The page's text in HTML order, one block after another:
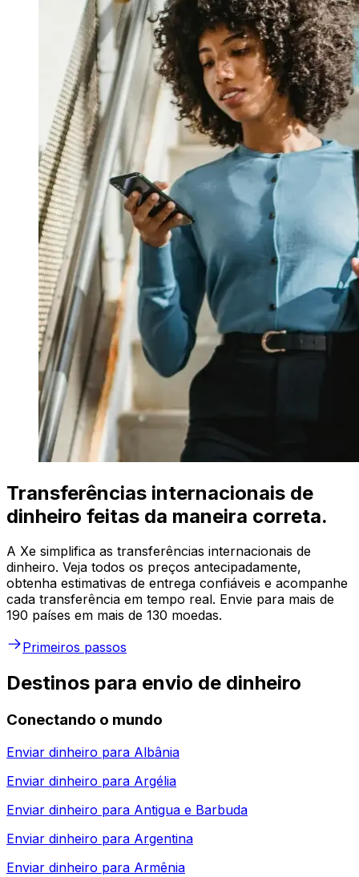
Transferências internacionais de
dinheiro feitas da maneira correta.
A Xe simplifica as transferências internacionais de
dinheiro. Veja todos os preços antecipadamente,
obtenha estimativas de entrega confiáveis e acompanhe
cada transferência em tempo real. Envie para mais de
190 países em mais de 130 moedas.
Primeiros passos
Destinos para envio de dinheiro
Conectando o mundo
Enviar dinheiro para Albânia
Enviar dinheiro para Argélia
Enviar dinheiro para Antigua e Barbuda
Enviar dinheiro para Argentina
Enviar dinheiro para Armênia